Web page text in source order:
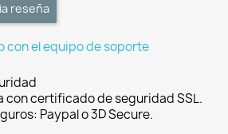
reseña
con el equipo de soporte
con certificado de seguridad SSL.
Paypal o 3D Secure.